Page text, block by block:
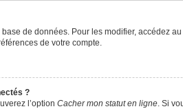
de données. Pour les modifier, accédez au
de votre compte.
?
l’option Cacher mon statut en ligne. Si